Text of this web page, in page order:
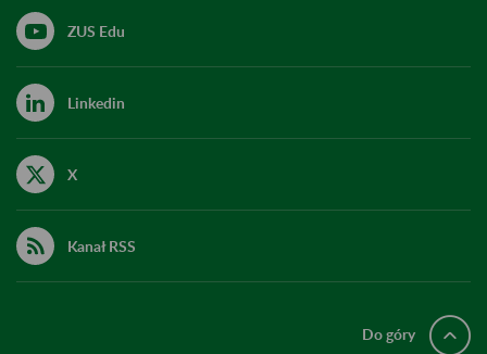
ZUS Edu
Linkedin
X
Kanał RSS
Do góry